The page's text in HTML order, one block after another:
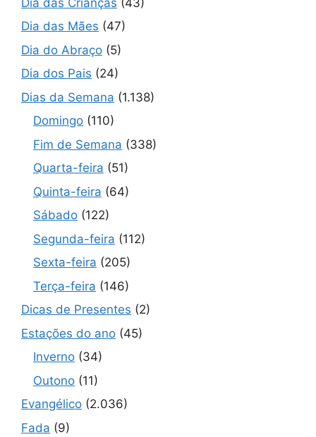
Dia das Mães (47)
Dia do Abraço (5)
Dia dos Pais (24)
Dias da Semana (1.138)
Domingo (110)
Fim de Semana (338)
Quarta-feira (51)
Quinta-feira (64)
Sábado (122)
Segunda-feira (112)
Sexta-feira (205)
Terça-feira (146)
Dicas de Presentes (2)
Estações do ano (45)
Inverno (34)
Outono (11)
Evangélico (2.036)
Fada (9)